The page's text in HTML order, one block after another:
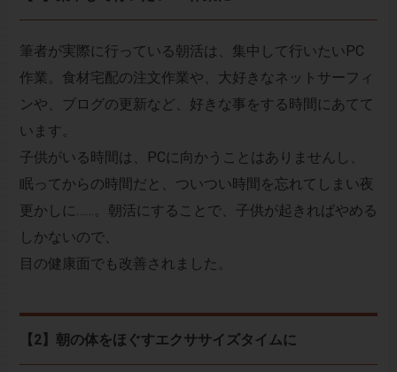
筆者が実際に行っている朝活は、集中して行いたいPC
作業。食材宅配の注文作業や、大好きなネットサーフィ
ンや、ブログの更新など、好きな事をする時間にあてて
います。
子供がいる時間は、PCに向かうことはありませんし、
眠ってからの時間だと、ついつい時間を忘れてしまい夜
更かしに……。朝活にすることで、子供が起きればやめる
しかないので、
目の健康面でも改善されました。
【2】朝の体をほぐすエクササイズタイムに